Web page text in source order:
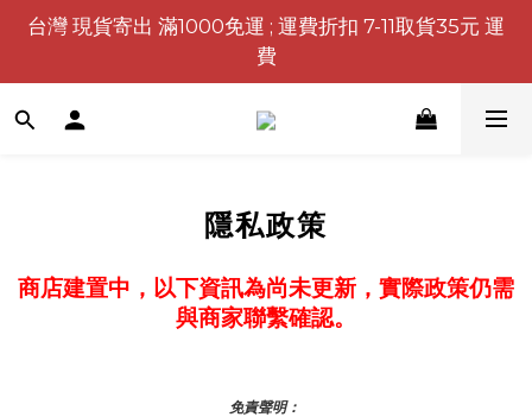
台灣 現貨寄出 滿1000免運 ; 運費折扣 7-11取貨35元 運
費
隱私政策
商店建置中，以下資訊為尚未更新，實際政策仍需
與商家聯繫確認。
免責聲明：